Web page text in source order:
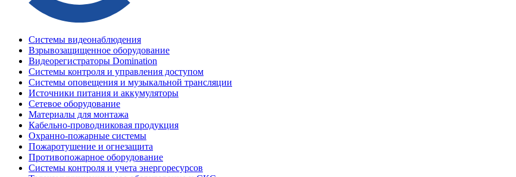
Системы видеонаблюдения
Взрывозащищенное оборудование
Видеорегистраторы Domination
Системы контроля и управления доступом
Системы оповещения и музыкальной трансляции
Источники питания и аккумуляторы
Сетевое оборудование
Материалы для монтажа
Кабельно-проводниковая продукция
Охранно-пожарные системы
Пожаротушение и огнезащита
Противопожарное оборудование
Системы контроля и учета энергоресурсов